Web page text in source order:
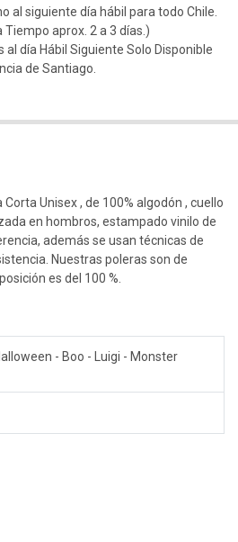
al siguiente día hábil para todo Chile.
Tiempo aprox. 2 a 3 días.)
al día Hábil Siguiente Solo Disponible
de Santiago.
Unisex , de 100% algodón , cuello
en hombros, estampado vinilo de
además se usan técnicas de
Nuestras poleras son de
es del 100 %.
- Boo - Luigi - Monster